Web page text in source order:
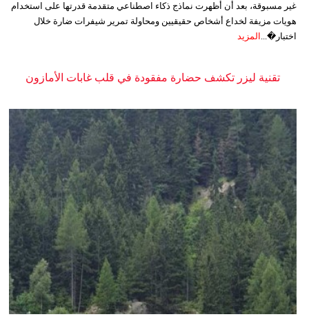
غير مسبوقة، بعد أن أظهرت نماذج ذكاء اصطناعي متقدمة قدرتها على استخدام
هويات مزيفة لخداع أشخاص حقيقيين ومحاولة تمرير شيفرات ضارة خلال
اختبار�... المزيد
تقنية ليزر تكشف حضارة مفقودة في قلب غابات الأمازون